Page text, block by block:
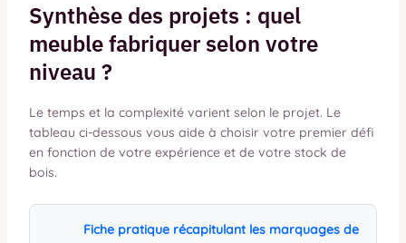
Synthèse des projets : quel
meuble fabriquer selon votre
niveau ?
Le temps et la complexité varient selon le projet. Le
tableau ci-dessous vous aide à choisir votre premier défi
en fonction de votre expérience et de votre stock de
bois.
Fiche pratique récapitulant les marquages de